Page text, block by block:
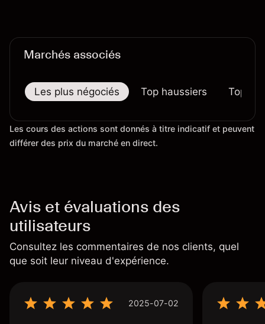
Marchés associés
Les plus négociés Top haussiers Top
Les cours des actions sont donnés à titre indicatif et peuvent
différer des prix du marché en direct.
Avis et évaluations des
utilisateurs
Consultez les commentaires de nos clients, quel
que soit leur niveau d'expérience.
2025-07-02